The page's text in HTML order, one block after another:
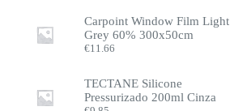
Carpoint Window Film Light
Grey 60% 300x50cm
€11.66
TECTANE Silicone
Pressurizado 200ml Cinza